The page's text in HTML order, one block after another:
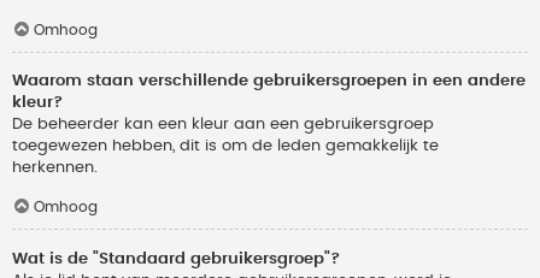
Omhoog
Waarom staan verschillende gebruikersgroepen in een andere
kleur?
De beheerder kan een kleur aan een gebruikersgroep
toegewezen hebben, dit is om de leden gemakkelijk te
herkennen.
Omhoog
Wat is de "Standaard gebruikersgroep"?